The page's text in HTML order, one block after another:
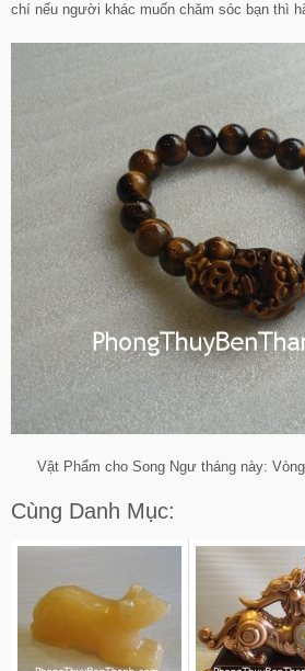
chí nếu người khác muốn chăm sóc bạn thì
Vật Phẩm cho Song Ngư tháng này:
Cùng Danh Mục: